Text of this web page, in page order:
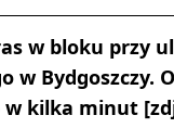
w bloku przy
w Bydgoszczy.
w kilka minut